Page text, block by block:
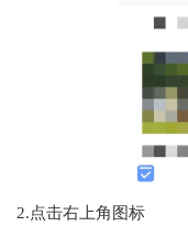
2.点击右上角图标